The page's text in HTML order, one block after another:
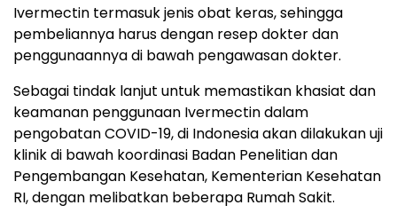
Ivermectin termasuk jenis obat keras, sehingga
pembeliannya harus dengan resep dokter dan
penggunaannya di bawah pengawasan dokter.
Sebagai tindak lanjut untuk memastikan khasiat dan
keamanan penggunaan Ivermectin dalam
pengobatan COVID-19, di Indonesia akan dilakukan uji
klinik di bawah koordinasi Badan Penelitian dan
Pengembangan Kesehatan, Kementerian Kesehatan
RI, dengan melibatkan beberapa Rumah Sakit.